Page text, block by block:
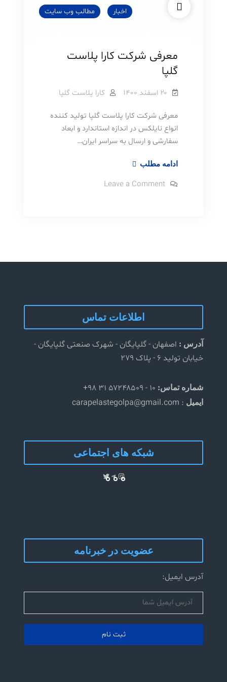
اخبار مطالب وب سایت
معرفی شرکت کارا پلاست
گلپا
۲۰ اسفند ۱۴۰۰ کارا پلاست گلپا
معرفی شرکت کارا پلاست گلپا تولید کننده
انواع نایلکس در اندازه استاندارد و ابعاد
سفارشی و ارسال به سراسر ایران…
ادامه مطلبمعرفی
کارا
Leave a Comment
on
اطلاعات تماس
آدرس : اصفهان - گلپایگان - شهرک صنعتی گلپایگان -
خیابان تولید ۶ - پلاک ۲۷۹
شماره تماس:
ایمیل : carapelastegolpa@gmail.com
شبکه های اجتماعی
Instagram
Telegram
Twitter
عضویت در خبرنامه
آدرس ایمیل: